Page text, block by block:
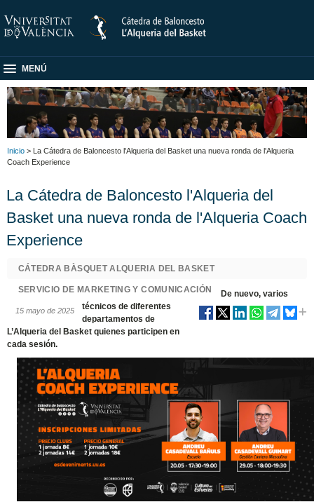
MENÚ
Inicio > La Cátedra de Baloncesto l'Alqueria del Basket una nueva ronda de l'Alqueria
Coach Experience
La Cátedra de Baloncesto l'Alqueria del
Basket una nueva ronda de l'Alqueria Coach
Experience
CÁTEDRA BÀSQUET ALQUERIA DEL BASKET
SERVICIO DE MARKETING Y COMUNICACIÓN
15 mayo de 2025
De nuevo, varios
técnicos de diferentes
departamentos de
L’Alqueria del Basket quienes participen en
cada sesión.